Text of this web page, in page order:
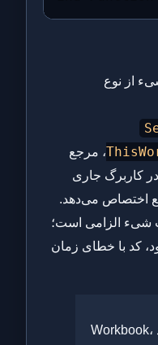
از نوع
، مرجع
در کاربرگ جاری
اختصاص می‌دهد.
شیء الزامی است؛
کد با خطای زمان
نکته: برای سایر اشیاء مانند Workbook،